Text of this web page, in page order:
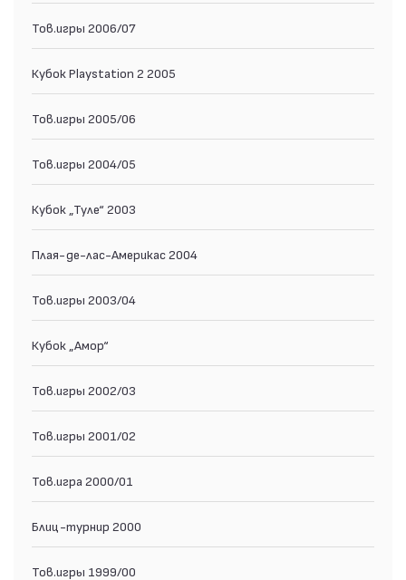
Тов.игры 2006/07
Кубок Playstation 2 2005
Тов.игры 2005/06
Тов.игры 2004/05
Кубок „Туле“ 2003
Плая-де-лас-Америкас 2004
Тов.игры 2003/04
Кубок „Амор“
Тов.игры 2002/03
Тов.игры 2001/02
Тов.игра 2000/01
Блиц-турнир 2000
Тов.игры 1999/00